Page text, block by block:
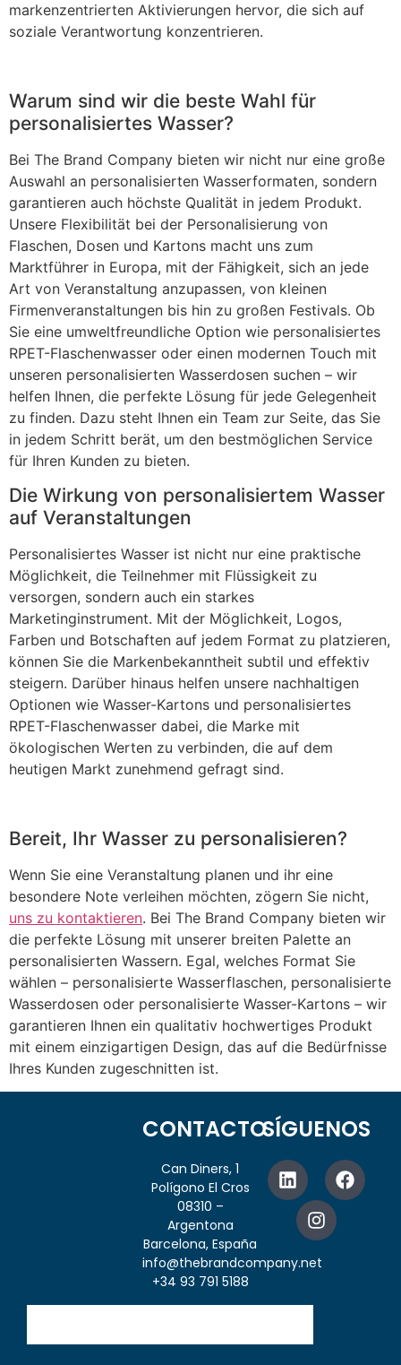
markenzentrierten Aktivierungen hervor, die sich auf
soziale Verantwortung konzentrieren.
Warum sind wir die beste Wahl für
personalisiertes Wasser?
Bei The Brand Company bieten wir nicht nur eine große
Auswahl an personalisierten Wasserformaten, sondern
garantieren auch höchste Qualität in jedem Produkt.
Unsere Flexibilität bei der Personalisierung von
Flaschen, Dosen und Kartons macht uns zum
Marktführer in Europa, mit der Fähigkeit, sich an jede
Art von Veranstaltung anzupassen, von kleinen
Firmenveranstaltungen bis hin zu großen Festivals. Ob
Sie eine umweltfreundliche Option wie personalisiertes
RPET-Flaschenwasser oder einen modernen Touch mit
unseren personalisierten Wasserdosen suchen – wir
helfen Ihnen, die perfekte Lösung für jede Gelegenheit
zu finden. Dazu steht Ihnen ein Team zur Seite, das Sie
in jedem Schritt berät, um den bestmöglichen Service
für Ihren Kunden zu bieten.
Die Wirkung von personalisiertem Wasser
auf Veranstaltungen
Personalisiertes Wasser ist nicht nur eine praktische
Möglichkeit, die Teilnehmer mit Flüssigkeit zu
versorgen, sondern auch ein starkes
Marketinginstrument. Mit der Möglichkeit, Logos,
Farben und Botschaften auf jedem Format zu platzieren,
können Sie die Markenbekanntheit subtil und effektiv
steigern. Darüber hinaus helfen unsere nachhaltigen
Optionen wie Wasser-Kartons und personalisiertes
RPET-Flaschenwasser dabei, die Marke mit
ökologischen Werten zu verbinden, die auf dem
heutigen Markt zunehmend gefragt sind.
Bereit, Ihr Wasser zu personalisieren?
Wenn Sie eine Veranstaltung planen und ihr eine
besondere Note verleihen möchten, zögern Sie nicht,
uns zu kontaktieren. Bei The Brand Company bieten wir
die perfekte Lösung mit unserer breiten Palette an
personalisierten Wassern. Egal, welches Format Sie
wählen – personalisierte Wasserflaschen, personalisierte
Wasserdosen oder personalisierte Wasser-Kartons – wir
garantieren Ihnen ein qualitativ hochwertiges Produkt
mit einem einzigartigen Design, das auf die Bedürfnisse
Ihres Kunden zugeschnitten ist.
CONTACTO
Can Diners, 1
Polígono El Cros
08310 –
Argentona
Barcelona, España
info@thebrandcompany.net
+34 93 791 5188
SÍGUENOS